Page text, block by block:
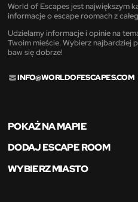
World of Escapes jest największym
informacje o escape roomach z
Udzielamy informacje i opinie na
Twoim mieście. Wybierz najbardziej
baw się dobrze!
INFO@WORLDOFESCAPES.COM
POKAŻ NA MAPIE
DODAJ ESCAPE ROOM
WYBIERZ MIASTO